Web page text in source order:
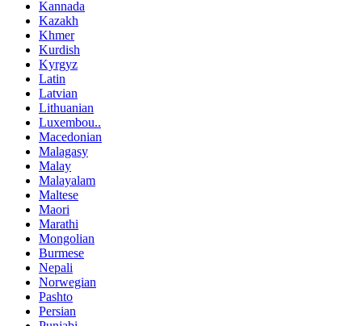
Kannada
Kazakh
Khmer
Kurdish
Kyrgyz
Latin
Latvian
Lithuanian
Luxembou..
Macedonian
Malagasy
Malay
Malayalam
Maltese
Maori
Marathi
Mongolian
Burmese
Nepali
Norwegian
Pashto
Persian